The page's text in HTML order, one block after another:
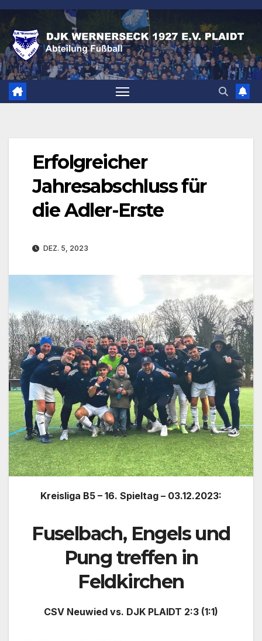
Zum
Inhalt
springen
Erfolgreicher
Jahresabschluss für
die Adler-Erste
DEZ. 5, 2023
Kreisliga B5 – 16. Spieltag – 03.12.2023:
Fuselbach, Engels und
Pung treffen in
Feldkirchen
CSV Neuwied vs. DJK PLAIDT 2:3 (1:1)